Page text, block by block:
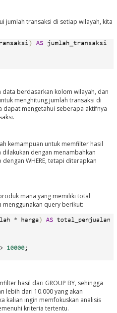
jumlah transaksi di setiap wilayah, kita
data berdasarkan kolom wilayah, dan
menghitung jumlah transaksi di
dapat mengetahui seberapa aktifnya
kemampuan untuk memfilter hasil
dengan menambahkan
dengan WHERE, tetapi diterapkan
mana yang memiliki total
query berikut:
hasil dari GROUP BY, sehingga
lebih dari 10.000 yang akan
kalian ingin memfokuskan analisis
kriteria tertentu.